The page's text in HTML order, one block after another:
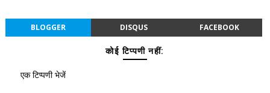
BLOGGER DISQUS FACEBOOK
कोई टिप्पणी नहीं:
एक टिप्पणी भेजें